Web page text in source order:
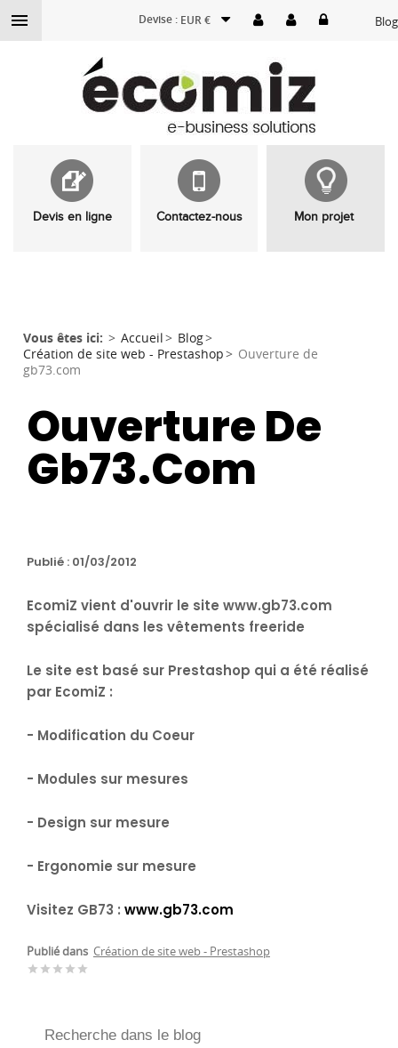
Devise : EUR € Blog

Devis en ligne Contactez-nous Mon projet
Vous êtes ici: Accueil
Blog
Création de site web - Prestashop
Ouverture de
gb73.com
Recherche dans le blog
Ouverture De
Gb73.com
Publié : 01/03/2012
EcomiZ vient d'ouvrir le site www.gb73.com
spécialisé dans les vêtements freeride
Le site est basé sur Prestashop qui a été réalisé
par EcomiZ :
- Modification du Coeur
- Modules sur mesures
- Design sur mesure
- Ergonomie sur mesure
Visitez GB73 : www.gb73.com
Publié dans Création de site web - Prestashop
star star star star star